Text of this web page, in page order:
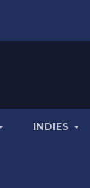
INDIES